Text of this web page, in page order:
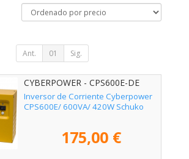
Ant. 01 Sig.
CYBERPOWER - CPS600E-DE
Inversor de Corriente Cyberpower
CPS600E/ 600VA/ 420W Schuko
175,00 €